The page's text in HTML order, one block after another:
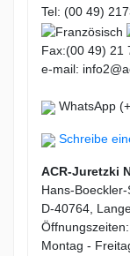
Tel: (00 49)
Fax:(00 49) 21
e-mail:
WhatsApp
Schreibe
ACR-Juretzki
Hans-
D-40764,
Öffnungszeiten:
Montag -